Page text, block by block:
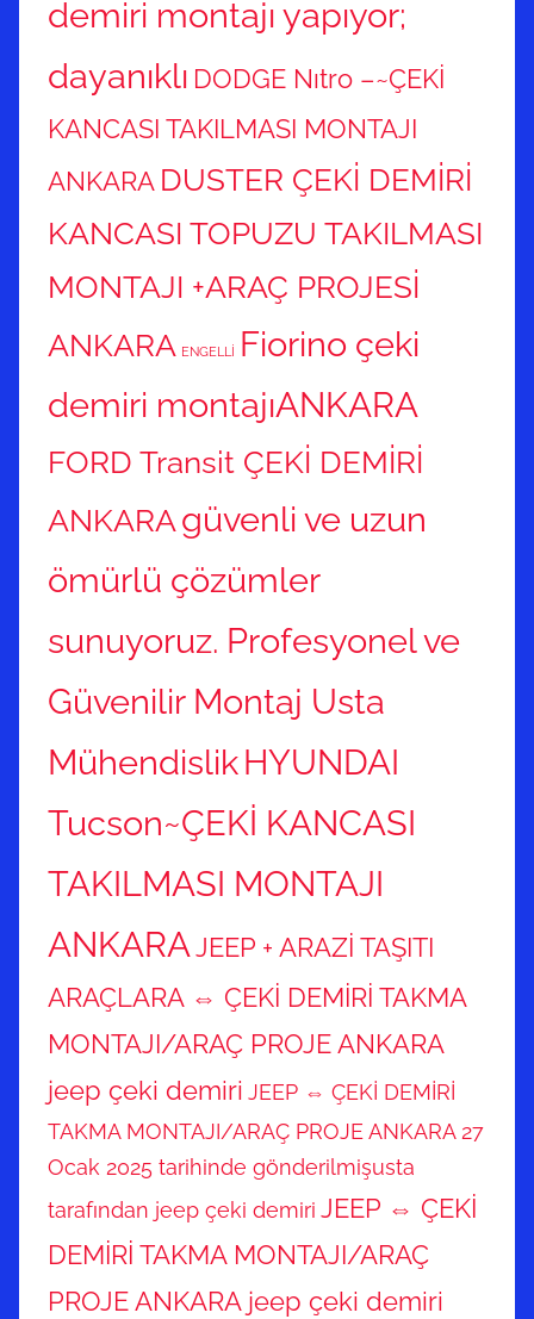
demiri montajı yapıyor;
dayanıklı DODGE Nıtro –~ÇEKİ
KANCASI TAKILMASI MONTAJI
ANKARA DUSTER ÇEKİ DEMİRİ
KANCASI TOPUZU TAKILMASI
MONTAJI +ARAÇ PROJESİ
ANKARA ENGELLİ Fiorino çeki
demiri montajıANKARA
FORD Transit ÇEKİ DEMİRİ
ANKARAgüvenli ve uzun
ömürlü çözümler
sunuyoruz. Profesyonel ve
Güvenilir Montaj Usta
MühendislikHYUNDAI
Tucson~ÇEKİ KANCASI
TAKILMASI MONTAJI
ANKARAJEEP + ARAZİ TAŞITI
ARAÇLARA ⇔ ÇEKİ DEMİRİ TAKMA
MONTAJI/ARAÇ PROJE ANKARA
jeep çeki demiri JEEP ⇔ ÇEKİ DEMİRİ
TAKMA MONTAJI/ARAÇ PROJE ANKARA 27
Ocak 2025 tarihinde gönderilmişusta
tarafından jeep çeki demiri JEEP ⇔ ÇEKİ
DEMİRİ TAKMA MONTAJI/ARAÇ
PROJE ANKARA jeep çeki demiri